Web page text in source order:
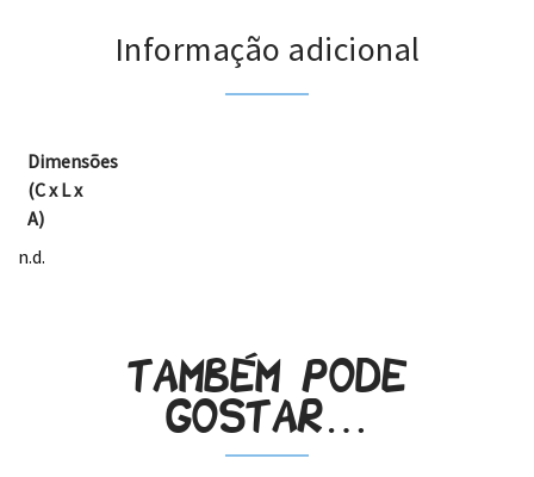
Informação adicional
Dimensões
(C x L x
A)
n.d.
Também pode
gostar…